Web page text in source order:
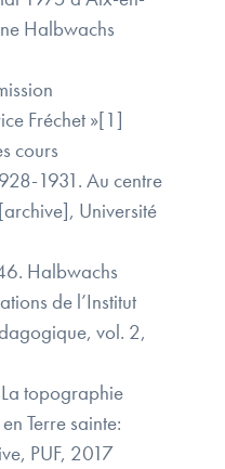
Halbwachs
Fréchet »[1]
cours
1931. Au centre
Université
Halbwachs
de l’Institut
vol. 2,
topographie
Terre sainte:
PUF, 2017